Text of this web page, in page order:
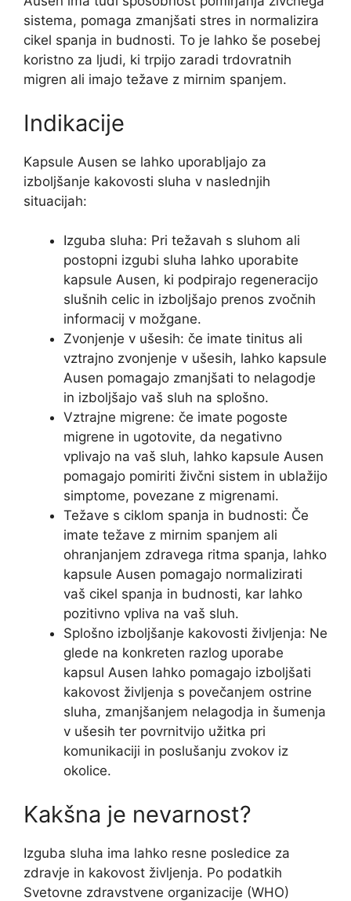
sistema, pomaga zmanjšati stres in normalizira
cikel spanja in budnosti. To je lahko še posebej
koristno za ljudi, ki trpijo zaradi trdovratnih
migren ali imajo težave z mirnim spanjem.
Indikacije
Kapsule Ausen se lahko uporabljajo za
izboljšanje kakovosti sluha v naslednjih
situacijah:
Izguba sluha: Pri težavah s sluhom ali
postopni izgubi sluha lahko uporabite
kapsule Ausen, ki podpirajo regeneracijo
slušnih celic in izboljšajo prenos zvočnih
informacij v možgane.
Zvonjenje v ušesih: če imate tinitus ali
vztrajno zvonjenje v ušesih, lahko kapsule
Ausen pomagajo zmanjšati to nelagodje
in izboljšajo vaš sluh na splošno.
Vztrajne migrene: če imate pogoste
migrene in ugotovite, da negativno
vplivajo na vaš sluh, lahko kapsule Ausen
pomagajo pomiriti živčni sistem in ublažijo
simptome, povezane z migrenami.
Težave s ciklom spanja in budnosti: Če
imate težave z mirnim spanjem ali
ohranjanjem zdravega ritma spanja, lahko
kapsule Ausen pomagajo normalizirati
vaš cikel spanja in budnosti, kar lahko
pozitivno vpliva na vaš sluh.
Splošno izboljšanje kakovosti življenja: Ne
glede na konkreten razlog uporabe
kapsul Ausen lahko pomagajo izboljšati
kakovost življenja s povečanjem ostrine
sluha, zmanjšanjem nelagodja in šumenja
v ušesih ter povrnitvijo užitka pri
komunikaciji in poslušanju zvokov iz
okolice.
Kakšna je nevarnost?
Izguba sluha ima lahko resne posledice za
zdravje in kakovost življenja. Po podatkih
Svetovne zdravstvene organizacije (WHO)